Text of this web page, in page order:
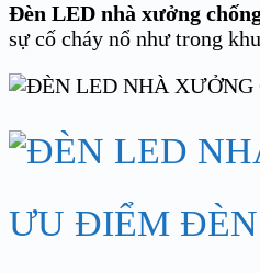
Đèn LED nhà xưởng
sự cố cháy nổ như trong
ƯU ĐIỂM ĐÈN